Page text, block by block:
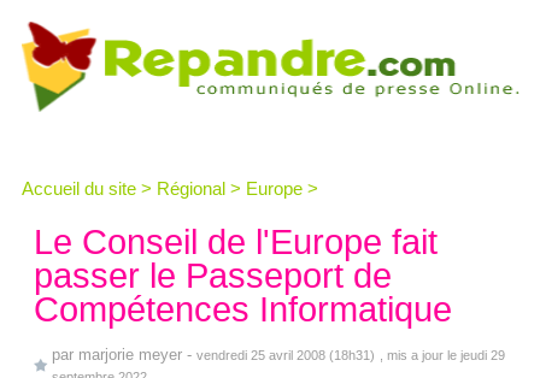
Accueil du site > Régional > Europe >
Le Conseil de l'Europe fait
passer le Passeport de
Compétences Informatique
par marjorie meyer - vendredi 25 avril 2008 (18h31)
, mis a jour le jeudi 29